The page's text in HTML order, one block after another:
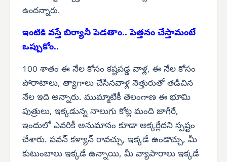
ఉందన్నారు.
ఇంటికి వస్తే బిర్యానీ పెడతాం.. పెత్తనం చేస్తామంటే
ఒప్పుకోం..
100 శాతం ఈ నేల కోసం కష్టపడ్డ వాళ్ల, ఈ నేల కోసం
పోరాటాలు, త్యాగాలు చేసినవాళ్ల నెత్తురుతో తడిచిన
నేల ఇది అన్నారు. ముమ్మాటికీ తెలంగాణ ఈ భూమి
పుత్రులు, ఇక్కడున్న నాలుగు కోట్ల మంది జాగీరే,
ఇందులో ఎవరికీ అనుమానం కూడా అక్కర్లేదని స్పష్టం
చేశారు. పవన్ కళ్యాన్ రావచ్చు, ఇక్కడే ఉండొచ్చు, మీ
కుటుంబాలు ఇక్కడే ఉన్నాయి, మీ వ్యాపారాలు ఇక్కడే